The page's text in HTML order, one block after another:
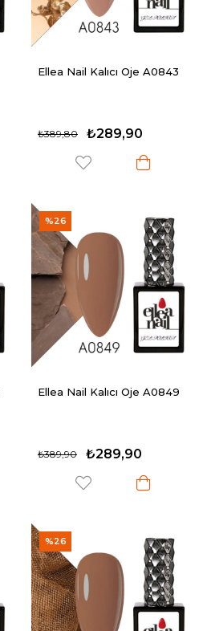
Ellea Nail Kalıcı Oje A0843
₺289,90
₺389,80
Ellea Nail Kalıcı Oje A0849
₺289,90
₺389,90
%26
%26